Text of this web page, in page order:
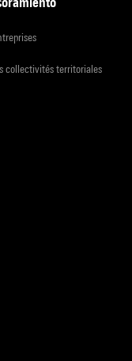
collectivités territoriales